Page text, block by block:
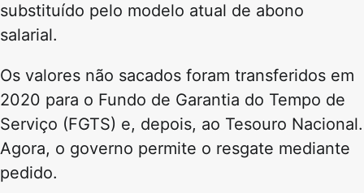
substituído pelo modelo atual de abono
salarial.
Os valores não sacados foram transferidos em
2020 para o Fundo de Garantia do Tempo de
Serviço (FGTS) e, depois, ao Tesouro Nacional.
Agora, o governo permite o resgate mediante
pedido.